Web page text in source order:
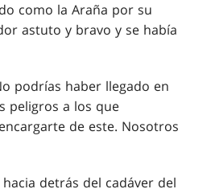
como la Araña por su
astuto y bravo y se había
podrías haber llegado en
peligros a los que
de este. Nosotros
detrás del cadáver del